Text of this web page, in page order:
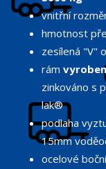
vnitřní
hmotnost
zesílená "V"
rám
zinkováno s
lak®
podlaha
15mm
ocelové